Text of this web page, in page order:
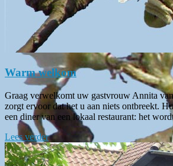
Warm welkom
Graag verwelkomt uw gastvrouw Annita
zorgt ervoor dat het u aan niets ontbreekt.
een diner van een lokaal restaurant: het
Lees verder